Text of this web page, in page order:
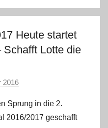
Heute startet
Schafft Lotte die
2016
n
C
Sprung in die 2.
2016/2017 geschafft